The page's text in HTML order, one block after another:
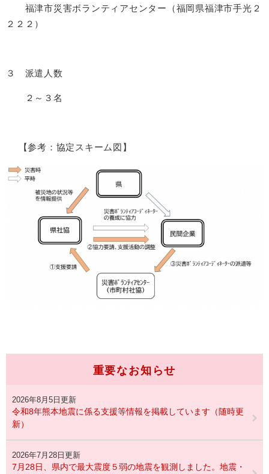
福津市災害ボランティアセンター（福岡県福津市手光２
２２２）
３ 派遣人数
２～３名
【参考：協定スキーム図】
重要なお知らせ
2026年8月5日更新
令和8年熊本地震に係る支援等情報を掲載しています（随時更
新）
2026年7月28日更新
7月28日、県内で最大震度５弱の地震を観測しました。地震・